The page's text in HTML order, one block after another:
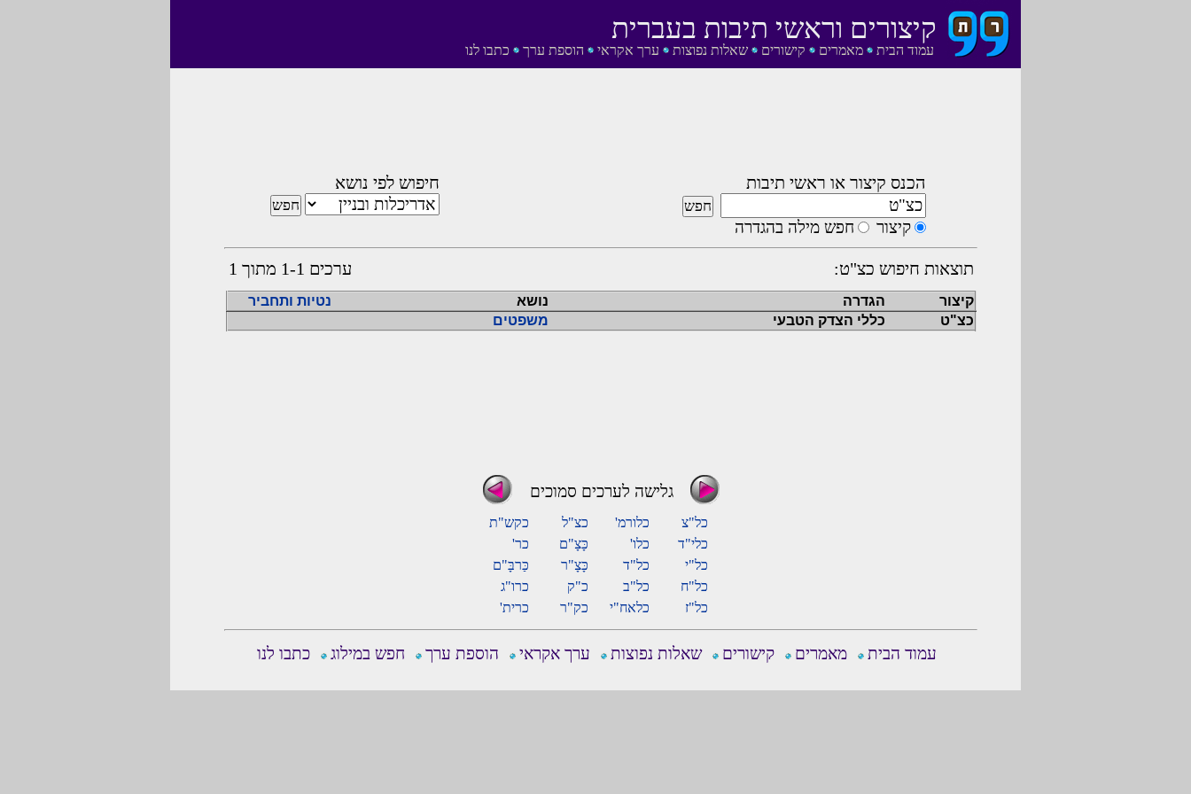
עמוד הבית מאמרים קישורים שאלות נפוצות ערך אקראי הוספת ערך כתבו לנו
קיצורים וראשי תיבות בעברית
הכנס קיצור או ראשי תיבות
קיצור חפש מילה בהגדרה
חיפוש לפי נושא
תוצאות חיפוש כצ"ט: ערכים 1-1 מתוך 1
קיצור הגדרה נושא
נטיות ותחביר
כצ"ט
כללי הצדק הטבעי משפטים
גלישה לערכים סמוכים
כל"צ כלורמ' כצ"ל
כקש"ת
כלי"ד
כלו' כָּצָ"ם
כר'
כל"י
כל"ד כָּצָ"ר
כַּרבָּ"ם
כל"ח
כל"ב כ"ק
כרו"ג
כל"ז
כלאח"י כק"ר כרית'
עמוד הבית מאמרים קישורים שאלות נפוצות ערך אקראי הוספת ערך חפש במילוג כתבו לנו